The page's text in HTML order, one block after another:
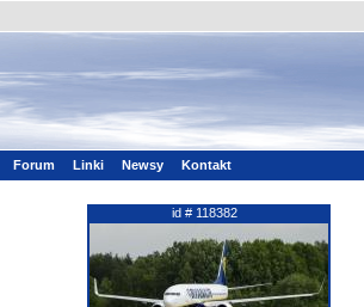
Forum Linki Newsy Kontakt
id # 118382